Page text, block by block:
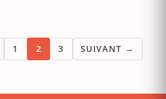
1 2 3 SUIVANT →